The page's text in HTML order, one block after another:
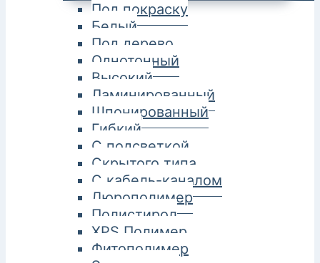
Под покраску
Белый
Под дерево
Однотонный
Высокий
Ламинированный
Шпонированный
Гибкий
С подсветкой
Скрытого типа
С кабель-каналом
Дюрополимер
Полистирол
XPS Полимер
Фитополимер